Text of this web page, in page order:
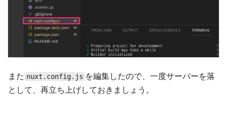
また nuxt.config.js を編集したので、一度サーバーを落
として、再立ち上げしておきましょう。